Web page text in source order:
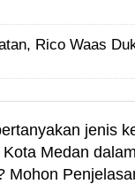
Rico Waas
jenis
Medan